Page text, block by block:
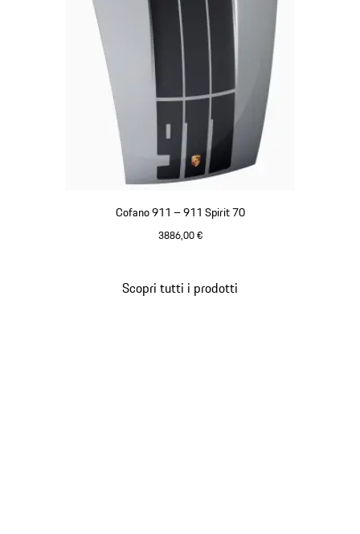
Cofano 911 – 911 Spirit 70
3886,00 €
Scopri tutti i prodotti